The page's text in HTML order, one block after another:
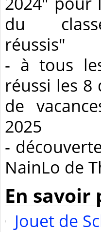
du
réussis"
- à tous
réussi les 8
de
2025
-
NainLo de
En savoir
Jouet de